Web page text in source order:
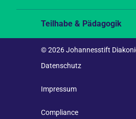
Teilhabe & Pädagogik
© 2026 Johannesstift
Datenschutz
Impressum
Compliance